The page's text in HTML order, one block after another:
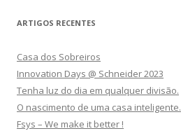
ARTIGOS RECENTES
Casa dos Sobreiros
Innovation Days @ Schneider 2023
Tenha luz do dia em qualquer divisão.
O nascimento de uma casa inteligente.
Fsys – We make it better !